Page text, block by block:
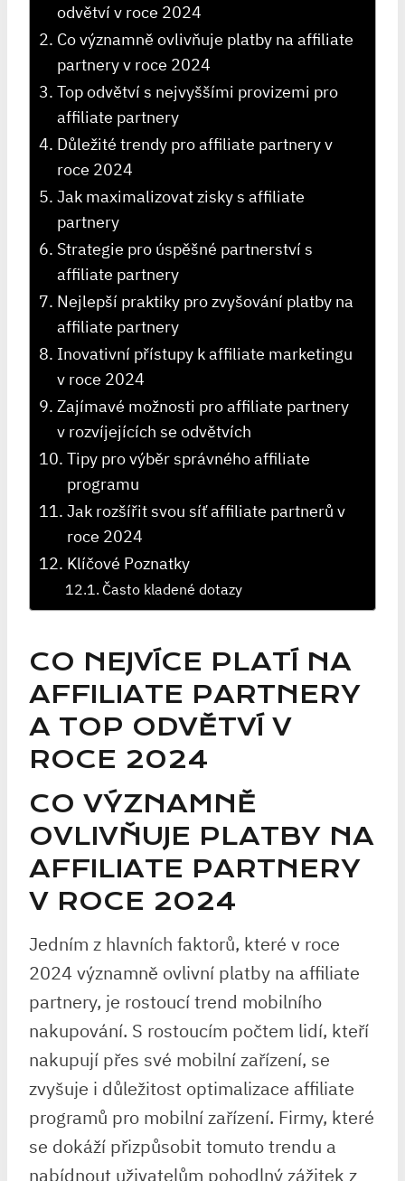
odvětví v roce 2024
Co významně ovlivňuje platby na affiliate
partnery v roce 2024
Top odvětví s nejvyššími provizemi pro
affiliate partnery
Důležité trendy pro affiliate partnery v
roce 2024
Jak maximalizovat zisky s affiliate
partnery
Strategie pro úspěšné partnerství s
affiliate partnery
Nejlepší praktiky pro zvyšování platby na
affiliate partnery
Inovativní přístupy k affiliate marketingu
v roce 2024
Zajímavé možnosti pro affiliate partnery
v rozvíjejících se odvětvích
Tipy pro výběr správného affiliate
programu
Jak rozšířit svou síť affiliate partnerů v
roce 2024
Klíčové Poznatky
Často kladené dotazy
CO NEJVÍCE PLATÍ NA
AFFILIATE PARTNERY
A TOP ODVĚTVÍ V
ROCE 2024
CO VÝZNAMNĚ
OVLIVŇUJE PLATBY NA
AFFILIATE PARTNERY
V ROCE 2024
Jedním z hlavních faktorů, které v roce
2024 významně ovlivní platby na affiliate
partnery, je rostoucí trend mobilního
nakupování. S rostoucím počtem lidí, kteří
nakupují přes své mobilní zařízení, se
zvyšuje i důležitost optimalizace affiliate
programů pro mobilní zařízení. Firmy, které
se dokáží přizpůsobit tomuto trendu a
nabídnout uživatelům pohodlný zážitek z